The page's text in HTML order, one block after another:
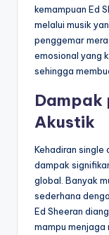
kemampuan Ed
melalui musik
penggemar
emosional yang
sehingga
Dampak
Akustik
Kehadiran single
dampak
global. Banyak
sederhana
Ed Sheeran
mampu